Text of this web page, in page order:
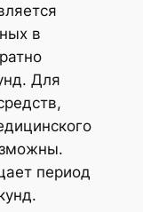
в
Для
период